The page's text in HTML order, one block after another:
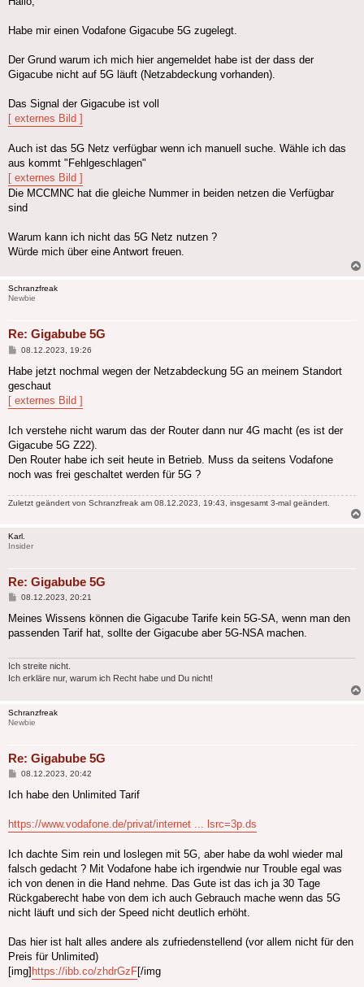
Habe mir einen Vodafone Gigacube 5G zugelegt.
Der Grund warum ich mich hier angemeldet habe ist der dass der
Gigacube nicht auf 5G läuft (Netzabdeckung vorhanden).
Das Signal der Gigacube ist voll
[ externes Bild ]
Auch ist das 5G Netz verfügbar wenn ich manuell suche. Wähle ich das
aus kommt "Fehlgeschlagen"
[ externes Bild ]
Die MCCMNC hat die gleiche Nummer in beiden netzen die Verfügbar
sind
Warum kann ich nicht das 5G Netz nutzen ?
Würde mich über eine Antwort freuen.
Schranzfreak
Newbie
Re: Gigabube 5G
Beitrag
08.12.2023, 19:26
Habe jetzt nochmal wegen der Netzabdeckung 5G an meinem Standort
geschaut
[ externes Bild ]
Ich verstehe nicht warum das der Router dann nur 4G macht (es ist der
Gigacube 5G Z22).
Den Router habe ich seit heute in Betrieb. Muss da seitens Vodafone
noch was frei geschaltet werden für 5G ?
Zuletzt geändert von Schranzfreak am 08.12.2023, 19:43, insgesamt 3-mal geändert.
Karl.
Insider
Re: Gigabube 5G
Beitrag
08.12.2023, 20:21
Meines Wissens können die Gigacube Tarife kein 5G-SA, wenn man den
passenden Tarif hat, sollte der Gigacube aber 5G-NSA machen.
Ich streite nicht.
Ich erkläre nur, warum ich Recht habe und Du nicht!
Schranzfreak
Newbie
Re: Gigabube 5G
Beitrag
08.12.2023, 20:42
Ich habe den Unlimited Tarif
https://www.vodafone.de/privat/internet ... lsrc=3p.ds
Ich dachte Sim rein und loslegen mit 5G, aber habe da wohl wieder mal
falsch gedacht ? Mit Vodafone habe ich irgendwie nur Trouble egal was
ich von denen in die Hand nehme. Das Gute ist das ich ja 30 Tage
Rückgaberecht habe von dem ich auch Gebrauch mache wenn das 5G
nicht läuft und sich der Speed nicht deutlich erhöht.
Das hier ist halt alles andere als zufriedenstellend (vor allem nicht für den
Preis für Unlimited)
[img] https://ibb.co/zhdrGzF[/img